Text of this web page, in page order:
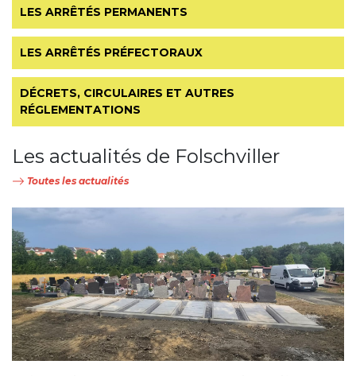
LES ARRÊTÉS PERMANENTS
LES ARRÊTÉS PRÉFECTORAUX
DÉCRETS, CIRCULAIRES ET AUTRES
RÉGLEMENTATIONS
Les actualités de Folschviller
Toutes les actualités